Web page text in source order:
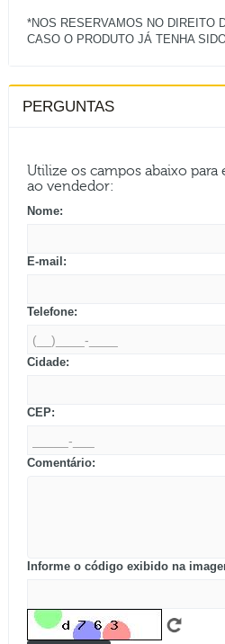
*NOS RESERVAMOS NO DIREITO
PERGUNTAS
Utilize os campos abaixo
ao vendedor:
Nome:
E-mail:
Telefone:
Cidade:
CEP:
Comentário:
Informe o código exibido na